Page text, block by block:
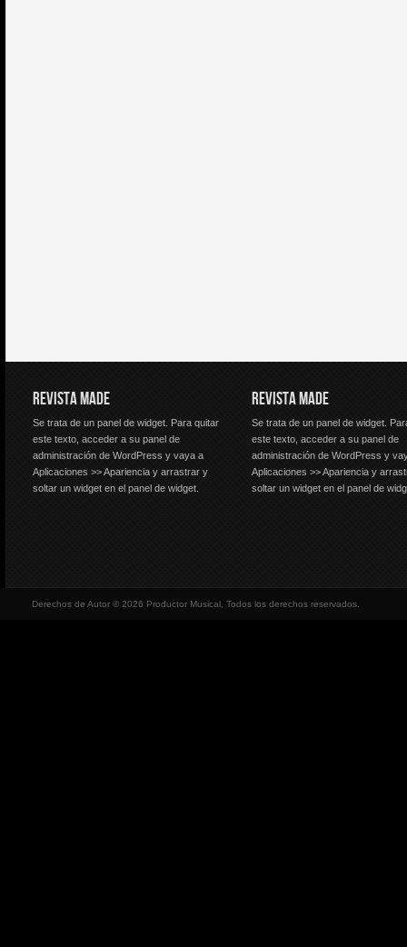
REVISTA MADE
Se trata de un panel de widget. Para quitar
este texto, acceder a su panel de
administración de WordPress y vaya a
Aplicaciones >> Apariencia y arrastrar y
soltar un widget en el panel de widget.
REVISTA MADE
Se trata de un panel de widget.
este texto, acceder a su panel de
administración de WordPress y
Aplicaciones >> Apariencia y
soltar un widget en el panel de
Derechos de Autor © 2026 Productor Musical, Todos los derechos reservados.